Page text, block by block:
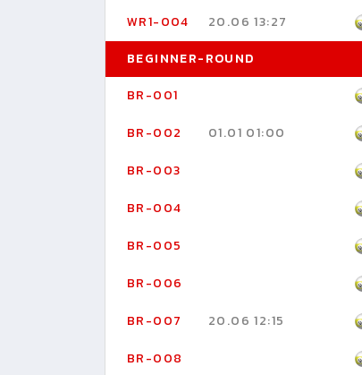
WR1-004 20.06 13:27
BEGINNER-ROUND
BR-001
BR-002 01.01 01:00
BR-003
BR-004
BR-005
BR-006
BR-007 20.06 12:15
BR-008